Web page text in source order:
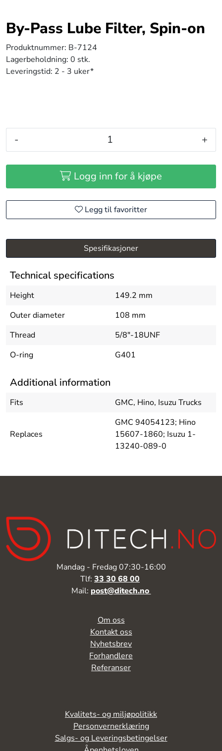
By-Pass Lube Filter, Spin-on
Produktnummer: B-7124
Lagerbeholdning: 0 stk.
Leveringstid: 2 - 3 uker*
- +
Logg inn for å kjøpe
Legg til favoritter
Spesifikasjoner
Technical specifications
Height
149.2 mm
Outer diameter
108 mm
Thread
5/8"-18UNF
O-ring
G401
Additional information
Fits GMC, Hino, Isuzu Trucks
Replaces
GMC 94054123; Hino
15607-1860; Isuzu 1-
13240-089-0
Mandag - Fredag 07:30-16:00
Tlf: 33 30 68 00
Mail: post@ditech.no
Kvalitets- og miljøpolitikk
Personvernerklæring
Salgs- og Leveringsbetingelser
Om oss
Kontakt oss
Nyhetsbrev
Forhandlere
Referanser